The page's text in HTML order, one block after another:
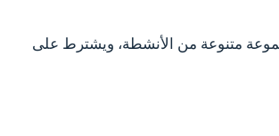
متنوعة من الأنشطة، ويشترط على